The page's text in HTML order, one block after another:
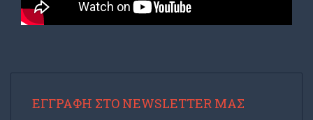
ΕΓΓΡΑΦΉ ΣΤΟ NEWSLETTER ΜΑΣ